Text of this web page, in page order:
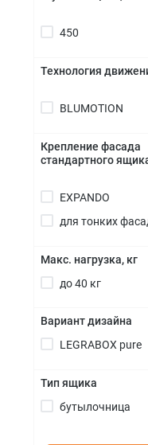
450
Технология
BLUMOTION
Крепление фасада
стандартного
EXPANDO
для тонких
Макс. нагрузка, кг
до 40 кг
Вариант дизайна
LEGRABOX pure
Тип ящика
бутылочница